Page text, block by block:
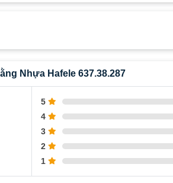
Nhựa Hafele 637.38.287
5
4
3
2
1